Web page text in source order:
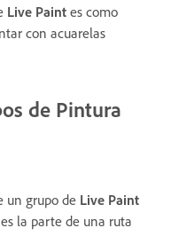
Live Paint es como
con acuarelas
de Pintura
un grupo de Live Paint
la parte de una ruta